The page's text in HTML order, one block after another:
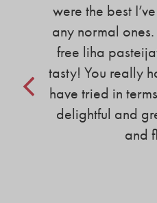
were the best
any normal
free liha
tasty! You really
have tried in
delightful and
and